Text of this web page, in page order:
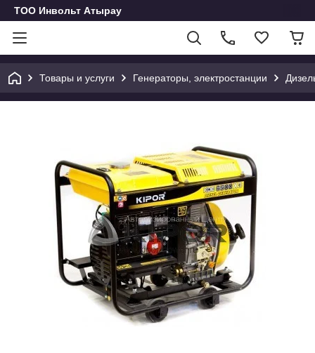
ТОО Инвольт Атырау
Товары и услуги Генераторы, электростанции